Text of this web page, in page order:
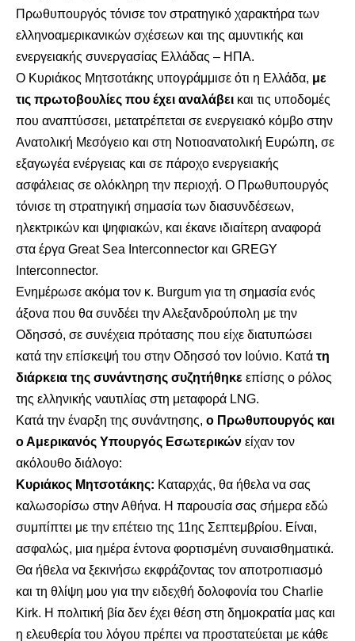
Πρωθυπουργός τόνισε τον στρατηγικό χαρακτήρα των
ελληνοαμερικανικών σχέσεων και της αμυντικής και
ενεργειακής συνεργασίας Ελλάδας – ΗΠΑ.
Ο Κυριάκος Μητσοτάκης υπογράμμισε ότι η Ελλάδα, με
τις πρωτοβουλίες που έχει αναλάβει και τις υποδομές
που αναπτύσσει, μετατρέπεται σε ενεργειακό κόμβο στην
Ανατολική Μεσόγειο και στη Νοτιοανατολική Ευρώπη, σε
εξαγωγέα ενέργειας και σε πάροχο ενεργειακής
ασφάλειας σε ολόκληρη την περιοχή. Ο Πρωθυπουργός
τόνισε τη στρατηγική σημασία των διασυνδέσεων,
ηλεκτρικών και ψηφιακών, και έκανε ιδιαίτερη αναφορά
στα έργα Great Sea Interconnector και GREGY
Interconnector.
Ενημέρωσε ακόμα τον κ. Burgum για τη σημασία ενός
άξονα που θα συνδέει την Αλεξανδρούπολη με την
Οδησσό, σε συνέχεια πρότασης που είχε διατυπώσει
κατά την επίσκεψή του στην Οδησσό τον Ιούνιο. Κατά τη
διάρκεια της συνάντησης συζητήθηκε επίσης ο ρόλος
της ελληνικής ναυτιλίας στη μεταφορά LNG.
Κατά την έναρξη της συνάντησης, ο Πρωθυπουργός και
ο Αμερικανός Υπουργός Εσωτερικών είχαν τον
ακόλουθο διάλογο:
Κυριάκος Μητσοτάκης: Καταρχάς, θα ήθελα να σας
καλωσορίσω στην Αθήνα. Η παρουσία σας σήμερα εδώ
συμπίπτει με την επέτειο της 11ης Σεπτεμβρίου. Είναι,
ασφαλώς, μια ημέρα έντονα φορτισμένη συναισθηματικά.
Θα ήθελα να ξεκινήσω εκφράζοντας τον αποτροπιασμό
και τη θλίψη μου για την ειδεχθή δολοφονία του Charlie
Kirk. Η πολιτική βία δεν έχει θέση στη δημοκρατία μας και
η ελευθερία του λόγου πρέπει να προστατεύεται με κάθε